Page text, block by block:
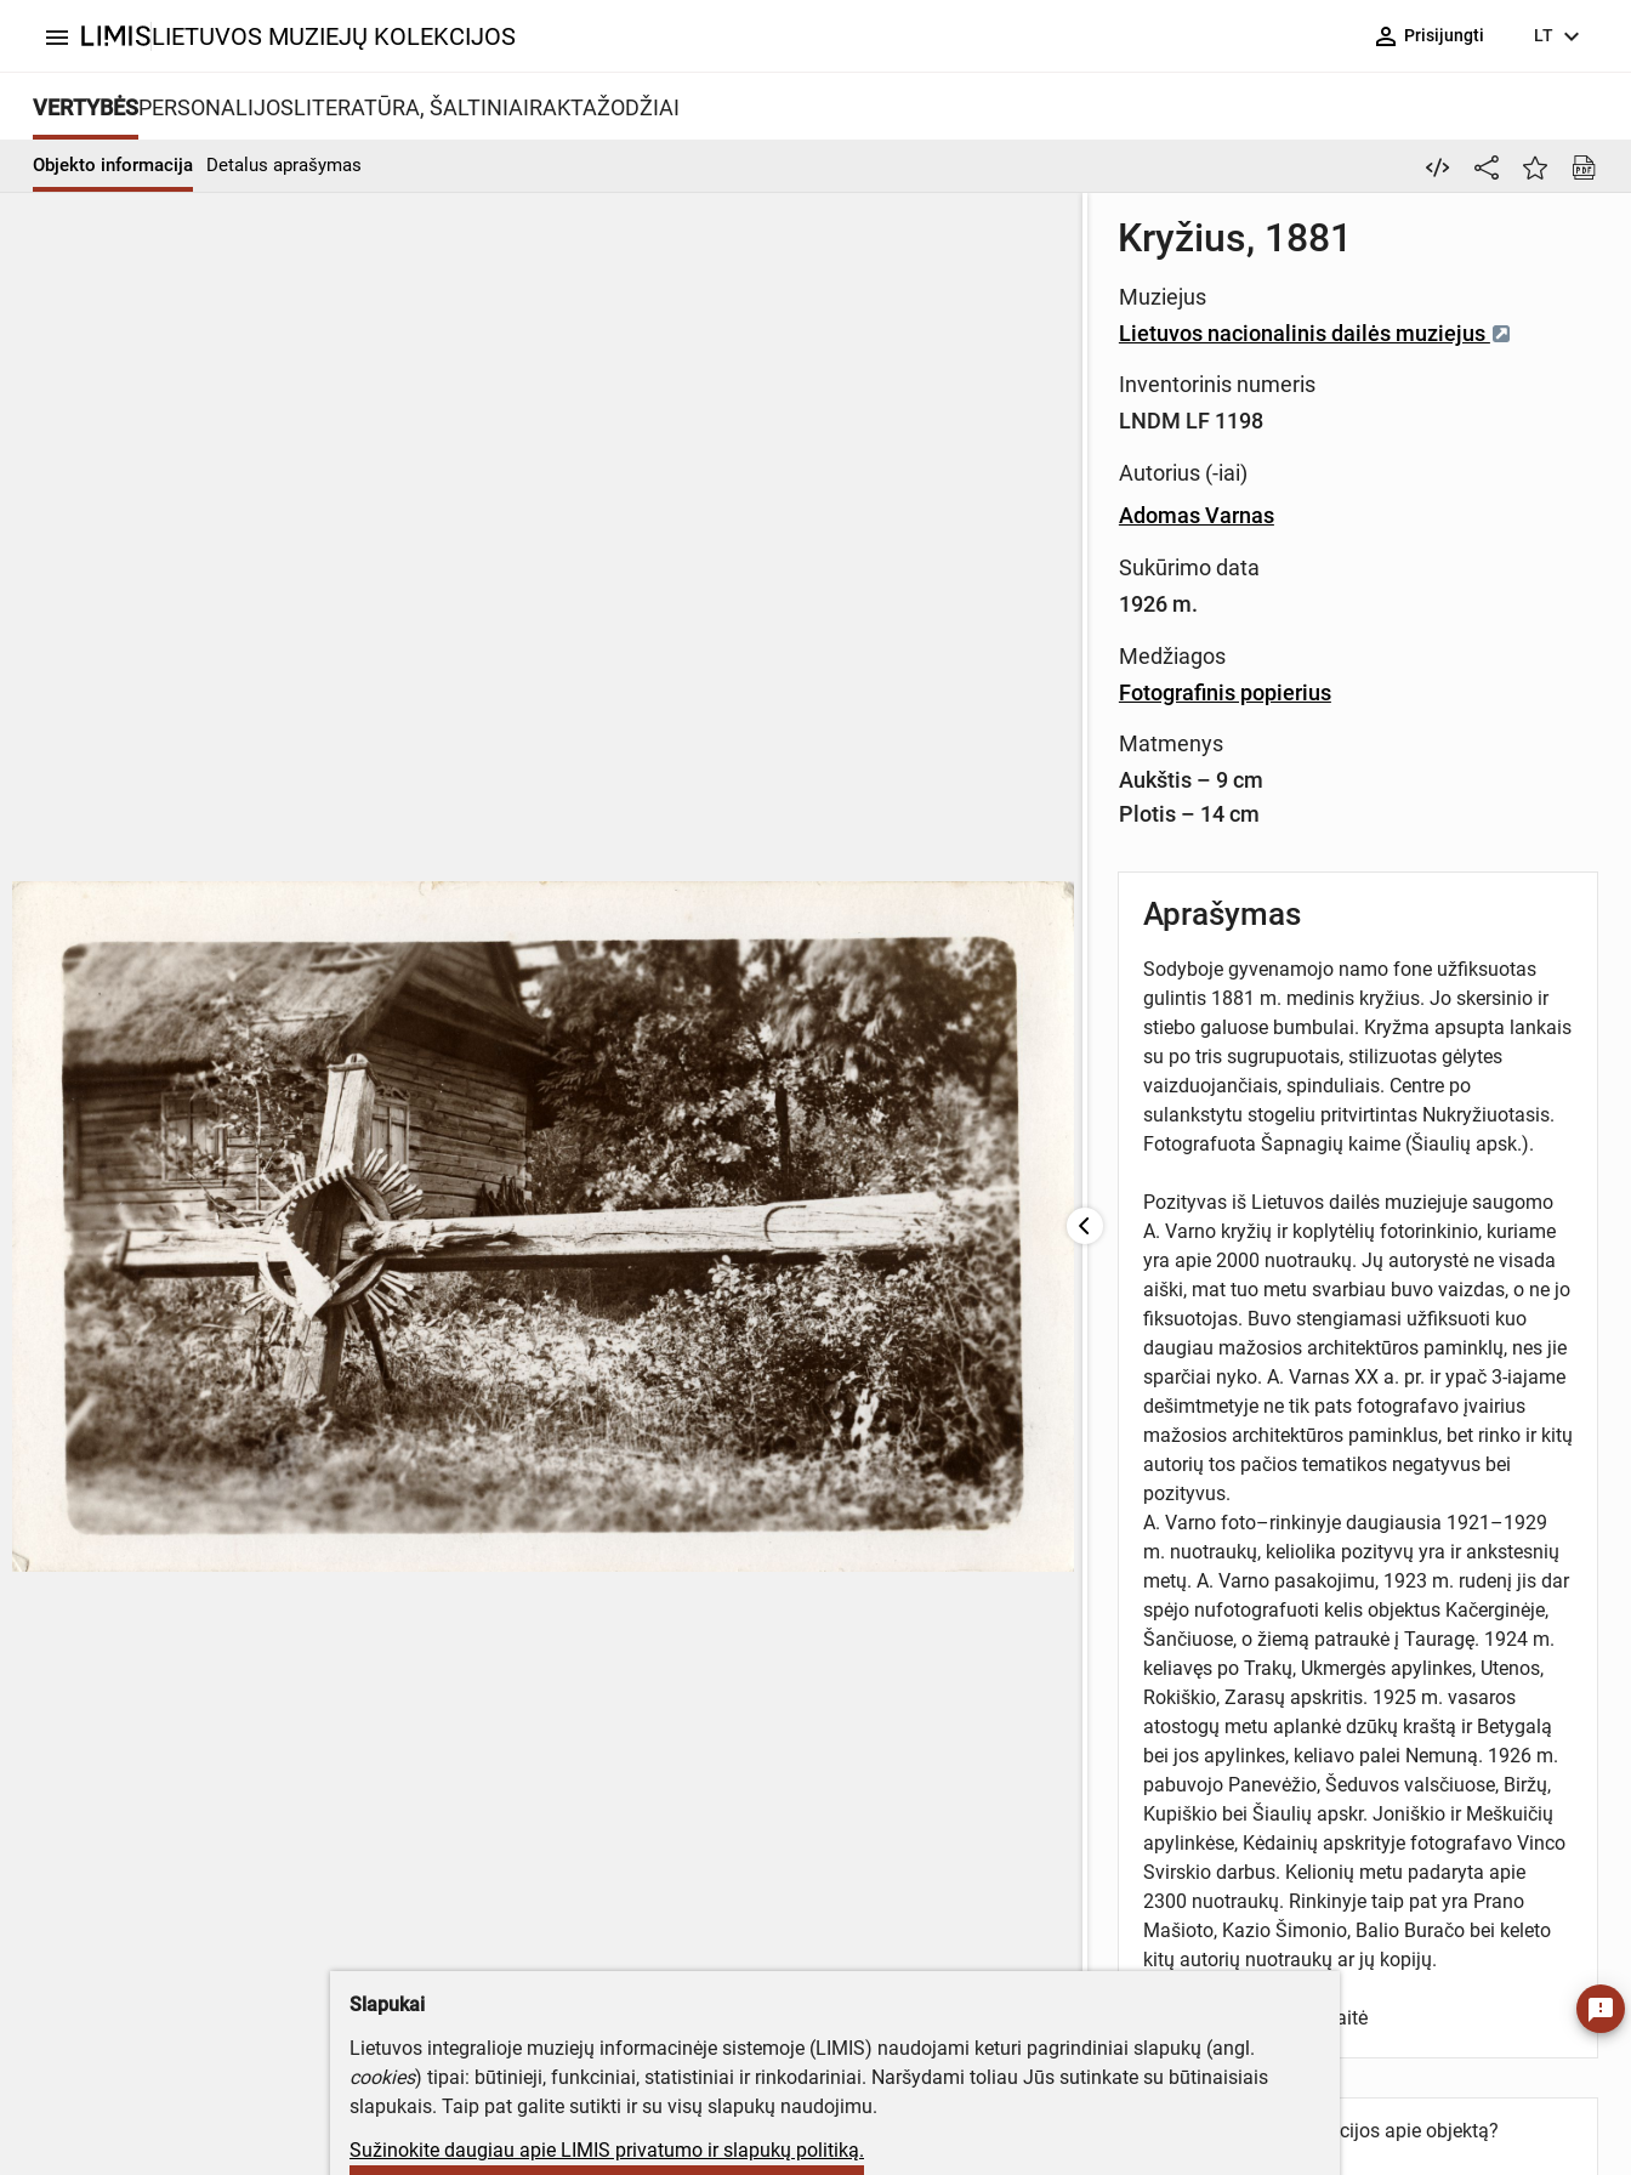
menu LIETUVOS MUZIEJŲ KOLEKCIJOS person_outline Prisijungti LT expand_more
VERTYBĖSPERSONALIJOSLITERATŪRA, ŠALTINIAIRAKTAŽODŽIAI
Objekto informacija Detalus aprašymas
Kryžius, 1881
Muziejus
Lietuvos nacionalinis dailės muziejus
Inventorinis numeris
LNDM LF 1198
Autorius (-iai)
Adomas Varnas
Sukūrimo data
1926 m.
Medžiagos
Fotografinis popierius
Matmenys
Aukštis – 9 cm
Plotis – 14 cm
Aprašymas
Sodyboje gyvenamojo namo fone užfiksuotas
gulintis 1881 m. medinis kryžius. Jo skersinio ir
stiebo galuose bumbulai. Kryžma apsupta lankais
su po tris sugrupuotais, stilizuotas gėlytes
vaizduojančiais, spinduliais. Centre po
sulankstytu stogeliu pritvirtintas Nukryžiuotasis.
Fotografuota Šapnagių kaime (Šiaulių apsk.).
Pozityvas iš Lietuvos dailės muziejuje saugomo
A. Varno kryžių ir koplytėlių fotorinkinio, kuriame
yra apie 2000 nuotraukų. Jų autorystė ne visada
aiški, mat tuo metu svarbiau buvo vaizdas, o ne jo
fiksuotojas. Buvo stengiamasi užfiksuoti kuo
daugiau mažosios architektūros paminklų, nes jie
sparčiai nyko. A. Varnas XX a. pr. ir ypač 3-iajame
dešimtmetyje ne tik pats fotografavo įvairius
mažosios architektūros paminklus, bet rinko ir kitų
autorių tos pačios tematikos negatyvus bei
pozityvus.
A. Varno foto–rinkinyje daugiausia 1921–1929
m. nuotraukų, keliolika pozityvų yra ir ankstesnių
metų. A. Varno pasakojimu, 1923 m. rudenį jis dar
spėjo nufotografuoti kelis objektus Kačerginėje,
Šančiuose, o žiemą patraukė į Tauragę. 1924 m.
keliavęs po Trakų, Ukmergės apylinkes, Utenos,
Rokiškio, Zarasų apskritis. 1925 m. vasaros
atostogų metu aplankė dzūkų kraštą ir Betygalą
bei jos apylinkes, keliavo palei Nemuną. 1926 m.
pabuvojo Panevėžio, Šeduvos valsčiuose, Biržų,
Kupiškio bei Šiaulių apskr. Joniškio ir Meškuičių
apylinkėse, Kėdainių apskrityje fotografavo Vinco
Svirskio darbus. Kelionių metu padaryta apie
2300 nuotraukų. Rinkinyje taip pat yra Prano
Mašioto, Kazio Šimonio, Balio Buračo bei keleto
kitų autorių nuotraukų ar jų kopijų.
Aprašė Žydrė Petrauskaitė
Turite daugiau informacijos apie objektą?
feedback
Slapukai
Lietuvos integralioje muziejų informacinėje sistemoje (LIMIS) naudojami keturi pagrindiniai slapukų (angl.
cookies) tipai: būtinieji, funkciniai, statistiniai ir rinkodariniai. Naršydami toliau Jūs sutinkate su būtinaisiais
slapukais. Taip pat galite sutikti ir su visų slapukų naudojimu.
Sužinokite daugiau apie LIMIS privatumo ir slapukų politiką.